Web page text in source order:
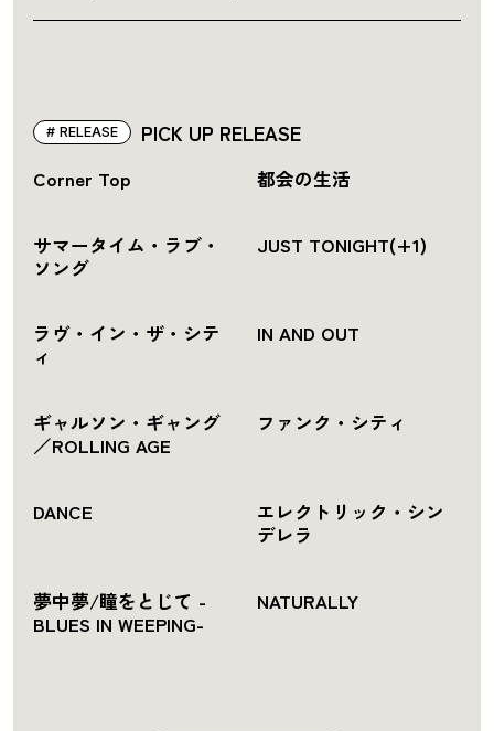
PICK UP RELEASE
RELEASE
Corner Top 都会の生活
サマータイム・ラブ・
ソング
JUST TONIGHT(+1)
ラヴ・イン・ザ・シテ
ィ
IN AND OUT
ギャルソン・ギャング
／ROLLING AGE
ファンク・シティ
DANCE
エレクトリック・シン
デレラ
夢中夢/瞳をとじて -
BLUES IN WEEPING-
NATURALLY